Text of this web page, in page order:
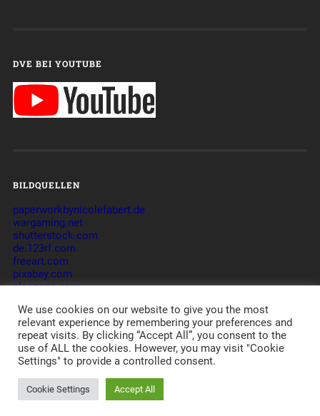
DVE BEI YOUTUBE
BILDQUELLEN
paperworkbynicolefabert.de
wargaming.net
shutterstock.com
de.123rf.com
freeart.com
pixabay.com
cleanpng.com
© 2026 _DVE_ – DIE VERLORENEN EINHEITEN – GAMING-
COMMUNITY
CLAN - TAKTIK - ORGANISATION -
DATENSCHUTZERKLÄRUNG-
POWERED BY APACHE, PHP, MYSQL,
BASKERVILLEAND A LOT OF LOVE.
We use cookies on our website to give you the most
relevant experience by remembering your preferences and
repeat visits. By clicking “Accept All”, you consent to the
use of ALL the cookies. However, you may visit "Cookie
Settings" to provide a controlled consent.
Cookie Settings Accept All